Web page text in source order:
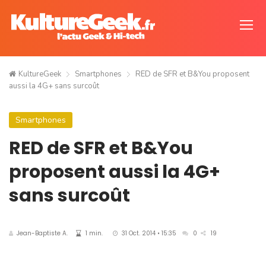
KultureGeek Smartphones
RED de SFR et B&You proposent
aussi la 4G+ sans surcoût
Smartphones
RED de SFR et B&You
proposent aussi la 4G+
sans surcoût
Jean-Baptiste A. 1 min. 31 Oct. 2014 • 15:35 0 19